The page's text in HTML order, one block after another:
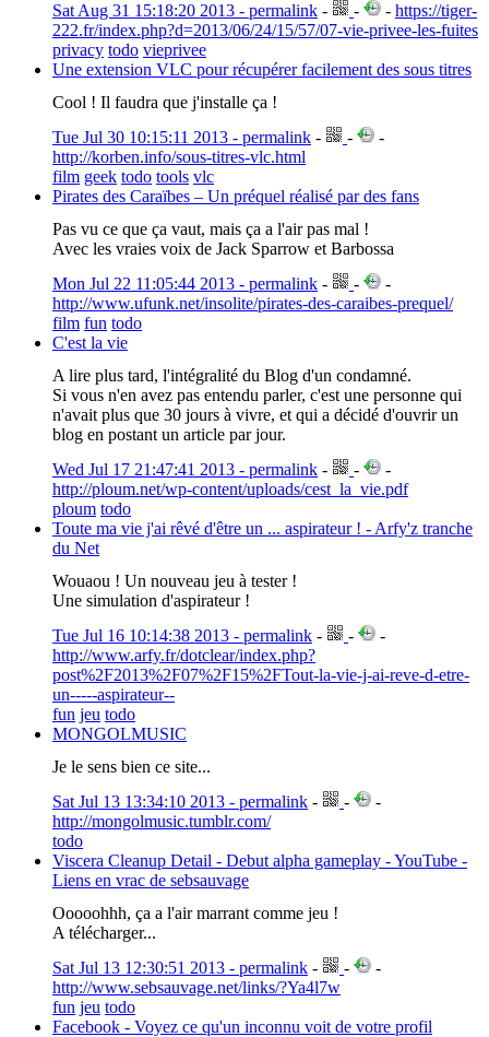
Sat Aug 31 15:18:20 2013 - permalink - - - https://tiger-
222.fr/index.php?d=2013/06/24/15/57/07-vie-privee-les-fuites
privacy todo vieprivee
Une extension VLC pour récupérer facilement des sous titres
Cool ! Il faudra que j'installe ça !
Tue Jul 30 10:15:11 2013 - permalink - -
-
http://korben.info/sous-titres-vlc.html
film geek todo tools vlc
Pirates des Caraïbes – Un préquel réalisé par des fans
Pas vu ce que ça vaut, mais ça a l'air pas mal !
Avec les vraies voix de Jack Sparrow et Barbossa
Mon Jul 22 11:05:44 2013 - permalink - -
-
http://www.ufunk.net/insolite/pirates-des-caraibes-prequel/
film fun todo
C'est la vie
A lire plus tard, l'intégralité du Blog d'un condamné.
Si vous n'en avez pas entendu parler, c'est une personne qui
n'avait plus que 30 jours à vivre, et qui a décidé d'ouvrir un
blog en postant un article par jour.
Wed Jul 17 21:47:41 2013 - permalink - -
-
http://ploum.net/wp-content/uploads/cest_la_vie.pdf
ploum todo
Toute ma vie j'ai rêvé d'être un ... aspirateur ! - Arfy'z tranche
du Net
Wouaou ! Un nouveau jeu à tester !
Une simulation d'aspirateur !
Tue Jul 16 10:14:38 2013 - permalink - -
-
http://www.arfy.fr/dotclear/index.php?
post%2F2013%2F07%2F15%2FTout-la-vie-j-ai-reve-d-etre-
un-----aspirateur--
fun jeu todo
MONGOLMUSIC
Je le sens bien ce site...
Sat Jul 13 13:34:10 2013 - permalink - -
-
http://mongolmusic.tumblr.com/
todo
Viscera Cleanup Detail - Debut alpha gameplay - YouTube -
Liens en vrac de sebsauvage
Ooooohhh, ça a l'air marrant comme jeu !
A télécharger...
Sat Jul 13 12:30:51 2013 - permalink - -
-
http://www.sebsauvage.net/links/?Ya4l7w
fun jeu todo
Facebook - Voyez ce qu'un inconnu voit de votre profil